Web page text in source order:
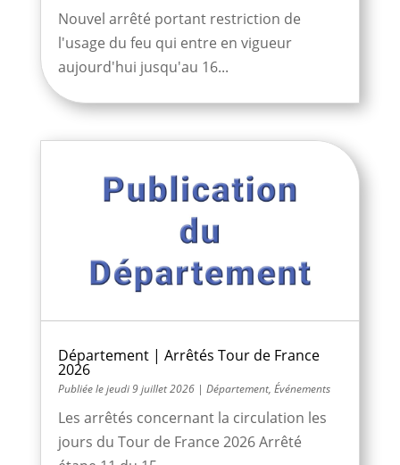
Nouvel arrêté portant restriction de
l'usage du feu qui entre en vigueur
aujourd'hui jusqu'au 16...
Département | Arrêtés Tour de France
2026
jeudi 9 juillet 2026| Département, Événements
Les arrêtés concernant la circulation les
jours du Tour de France 2026 Arrêté